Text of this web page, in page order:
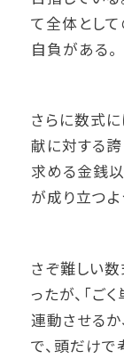
て全体とし
自負がある。
さらに数式
献に対する
求める金銭
が成り立つよ
さぞ難しい
ったが、「ご
連動させる
で、頭だけで